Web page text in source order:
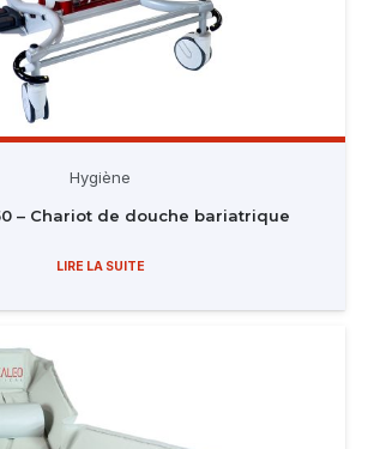
Hygiène
– Chariot de douche bariatrique
LIRE LA SUITE